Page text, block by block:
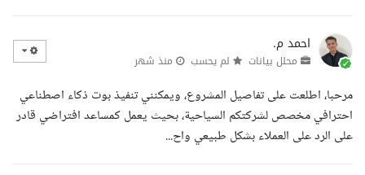
احمد م.
محلل بيانات لم يحسب منذ شهر
مرحبا، اطلعت على تفاصيل المشروع، ويمكنني تنفيذ بوت ذكاء اصطناعي
احترافي مخصص لشركتكم السياحية، بحيث يعمل كمساعد افتراضي قادر
على الرد على العملاء بشكل طبيعي واح...